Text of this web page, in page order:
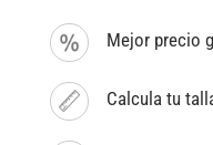
Mejor precio
Calcula tu